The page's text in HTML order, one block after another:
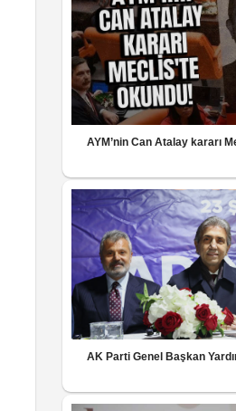
AYM’nin Can Atalay kararı
AK Parti Genel Başkan